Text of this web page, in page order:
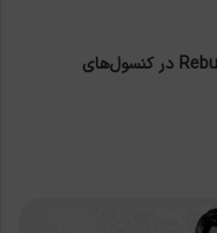
عملکرد Rebuild Database در کنسول‌های